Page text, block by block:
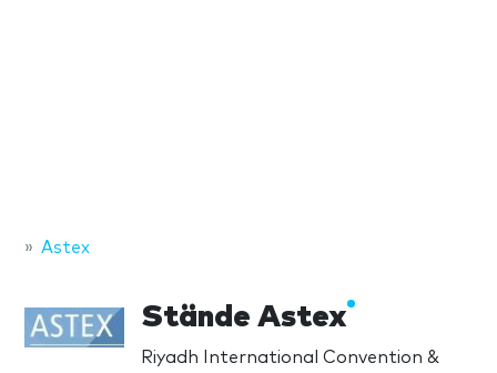
Astex
Stände Astex
Riyadh International Convention &